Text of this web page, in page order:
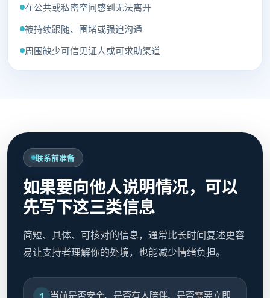
在公共或私密空间感到无法离开
被持续跟随、围堵或强迫沟通
周围缺少可信见证人或可求助渠道
联系前准备
如果要向他人说明情况，可以
先写下这三类信息
简短、具体、可核对的信息，通常比长时间复述更容
易让支持者理解你的处境，也能减少情绪负担。
1 当前是否安全、是否有人陪伴、是否需要立即